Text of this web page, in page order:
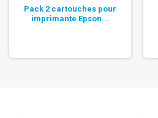
Pack 2 cartouches pour
imprimante Epson...